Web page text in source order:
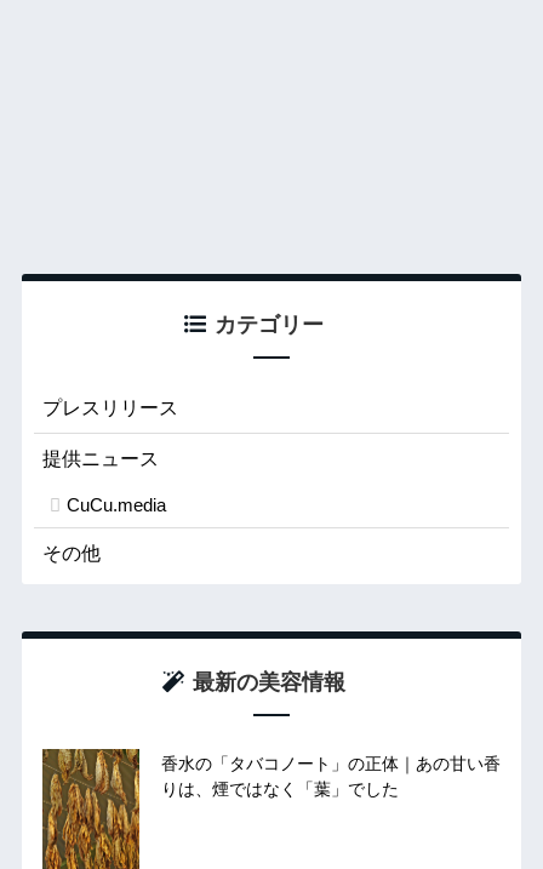
カテゴリー
プレスリリース
提供ニュース
CuCu.media
その他
最新の美容情報
香水の「タバコノート」の正体｜あの甘い香
りは、煙ではなく「葉」でした